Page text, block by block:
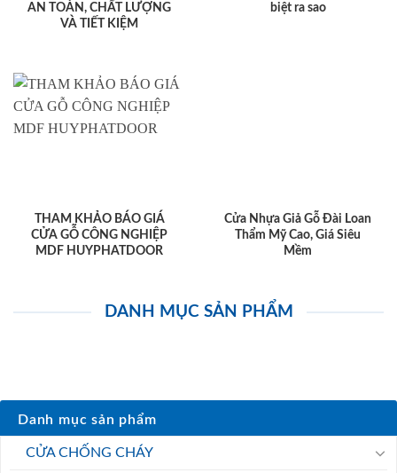
AN TOÀN, CHẤT LƯỢNG
VÀ TIẾT KIỆM
biệt ra sao
THAM KHẢO BÁO GIÁ
CỬA GỖ CÔNG NGHIỆP
MDF HUYPHATDOOR
Cửa Nhựa Giả Gỗ Đài Loan
Thẩm Mỹ Cao, Giá Siêu
Mềm
DANH MỤC SẢN PHẨM
Danh mục sản phẩm
CỬA CHỐNG CHÁY